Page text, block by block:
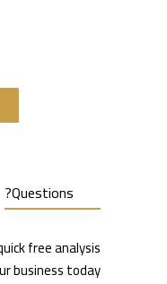
Questions?
free analysis
business today!